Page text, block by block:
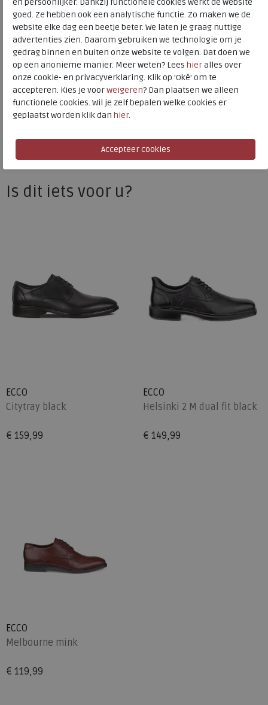
ECCO
Toon alles vanECCO
Naar allesneakers / veterschoenen
Naar alleECCO sneakers / veterschoenen
Materiaal
Leer
Uitneembaar voetbed
ja
Is dit iets voor u?
ECCO
Citytray black
€ 159,99
ECCO
Helsinki 2 M dual fit black
€ 149,99
ECCO
Melbourne mink
€ 119,99
en persoonlijker. Dankzij functionele cookies werkt de website
goed. Ze hebben ook een analytische functie. Zo maken we de
website elke dag een beetje beter. We laten je graag nuttige
advertenties zien. Daarom gebruiken we technologie om je
gedrag binnen en buiten onze website te volgen. Dat doen we
op een anonieme manier. Meer weten? Lees hieralles over
onze cookie- en privacyverklaring. Klik op 'Oké' om te
accepteren. Kies je voorweigeren? Dan plaatsen we alleen
functionele cookies. Wil je zelf bepalen welke cookies er
geplaatst worden klik dan hier.